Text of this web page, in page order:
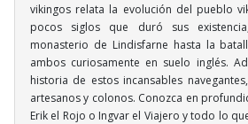
vikingos relata la evolución del pueblo
pocos siglos que duró sus
monasterio de Lindisfarne hasta la
ambos curiosamente en suelo inglés.
historia de estos incansables
artesanos y colonos. Conozca en
Erik el Rojo o Ingvar el Viajero y todo lo